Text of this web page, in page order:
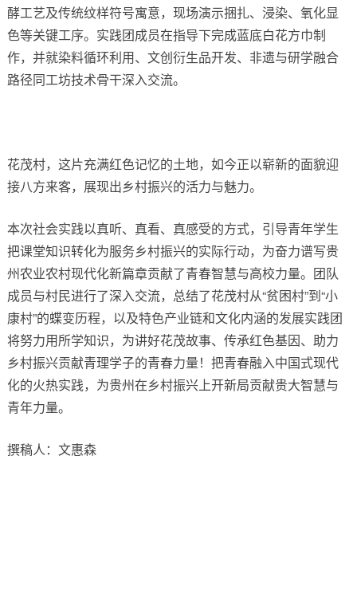
酵工艺及传统纹样符号寓意，现场演示捆扎、浸染、氧化显
色等关键工序。实践团成员在指导下完成蓝底白花方巾制
作，并就染料循环利用、文创衍生品开发、非遗与研学融合
路径同工坊技术骨干深入交流。
花茂村，这片充满红色记忆的土地，如今正以崭新的面貌迎
接八方来客，展现出乡村振兴的活力与魅力。
本次社会实践以真听、真看、真感受的方式，引导青年学生
把课堂知识转化为服务乡村振兴的实际行动，为奋力谱写贵
州农业农村现代化新篇章贡献了青春智慧与高校力量。团队
成员与村民进行了深入交流，总结了花茂村从“贫困村”到“小
康村”的蝶变历程，以及特色产业链和文化内涵的发展实践团
将努力用所学知识，为讲好花茂故事、传承红色基因、助力
乡村振兴贡献青理学子的青春力量！把青春融入中国式现代
化的火热实践，为贵州在乡村振兴上开新局贡献贵大智慧与
青年力量。
撰稿人：文惠森